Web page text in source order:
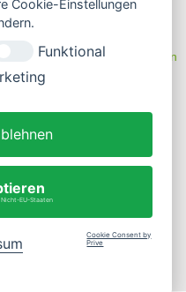
an Biowein, Biospirituosen
folgende
Cookie-Einstellungen
Funktional
EU-Staaten
Cookie Consent by
Prive